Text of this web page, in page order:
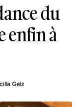
du
enfin à
Gelz